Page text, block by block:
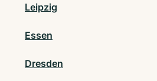
Leipzig
Essen
Dresden